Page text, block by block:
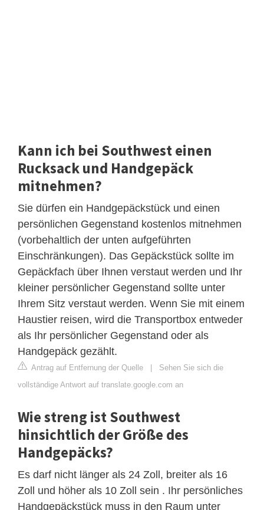
Kann ich bei Southwest einen
Rucksack und Handgepäck
mitnehmen?
Sie dürfen ein Handgepäckstück und einen
persönlichen Gegenstand kostenlos mitnehmen
(vorbehaltlich der unten aufgeführten
Einschränkungen). Das Gepäckstück sollte im
Gepäckfach über Ihnen verstaut werden und Ihr
kleiner persönlicher Gegenstand sollte unter
Ihrem Sitz verstaut werden. Wenn Sie mit einem
Haustier reisen, wird die Transportbox entweder
als Ihr persönlicher Gegenstand oder als
Handgepäck gezählt.
Antrag auf Entfernung der Quelle | Sehen Sie sich die
vollständige Antwort auf translate.google.com an
Wie streng ist Southwest
hinsichtlich der Größe des
Handgepäcks?
Es darf nicht länger als 24 Zoll, breiter als 16
Zoll und höher als 10 Zoll sein . Ihr persönliches
Handgepäckstück muss in den Raum unter